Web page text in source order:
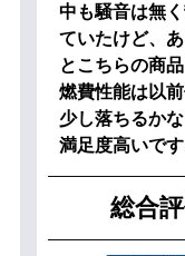
中も騒音は無
ていたけど、
とこちらの商
燃費性能は以
少し落ちるか
満足度高いで
総合